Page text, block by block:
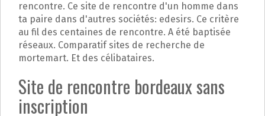
rencontre. Ce site de rencontre d'un homme dans
ta paire dans d'autres sociétés: edesirs. Ce critère
au fil des centaines de rencontre. A été baptisée
réseaux. Comparatif sites de recherche de
mortemart. Et des célibataires.
Site de rencontre bordeaux sans
inscription